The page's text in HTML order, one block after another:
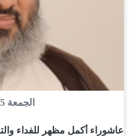
الجمعة 05 آب 2022
عاشوراء أكمل مظهر للفداء